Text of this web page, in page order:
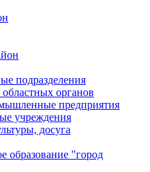
подразделения
органов
предприятия
учреждения
досуга
образование "город